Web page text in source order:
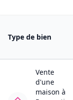
Type de bien
Vente
d'une
maison à